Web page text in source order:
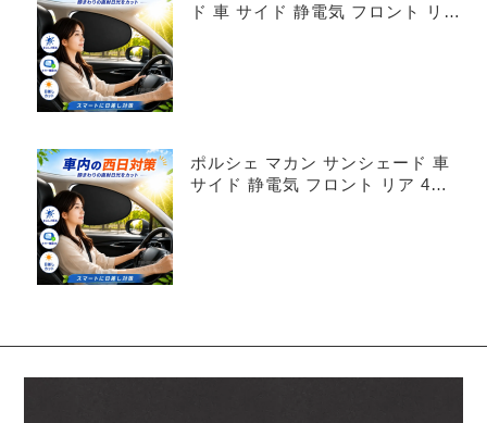
ド 車 サイド 静電気 フロント リア
ポルシェ マカン サンシェード 車
サイド 静電気 フロント リア 4枚